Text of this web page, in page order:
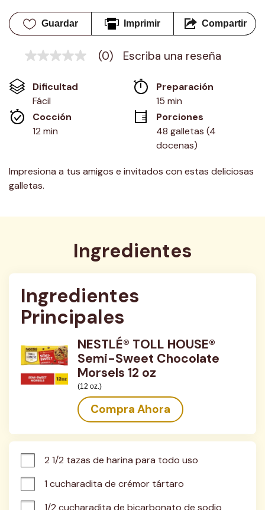
Guardar Imprimir Compartir
Sin
en
misma
página.
(0) Escriba una reseña
Dificultad
Fácil
Preparación
15 min
Cocción
12 min
Porciones
48 galletas (4
docenas)
Impresiona a tus amigos e invitados con estas deliciosas
galletas.
Ingredientes
Ingredientes
Principales
NESTLÉ® TOLL HOUSE®
Semi-Sweet Chocolate
Morsels 12 oz
(12 oz.)
Compra Ahora
2 1/2 tazas de harina para todo uso
1 cucharadita de crémor tártaro
1/2 cucharadita de bicarbonato de sodio